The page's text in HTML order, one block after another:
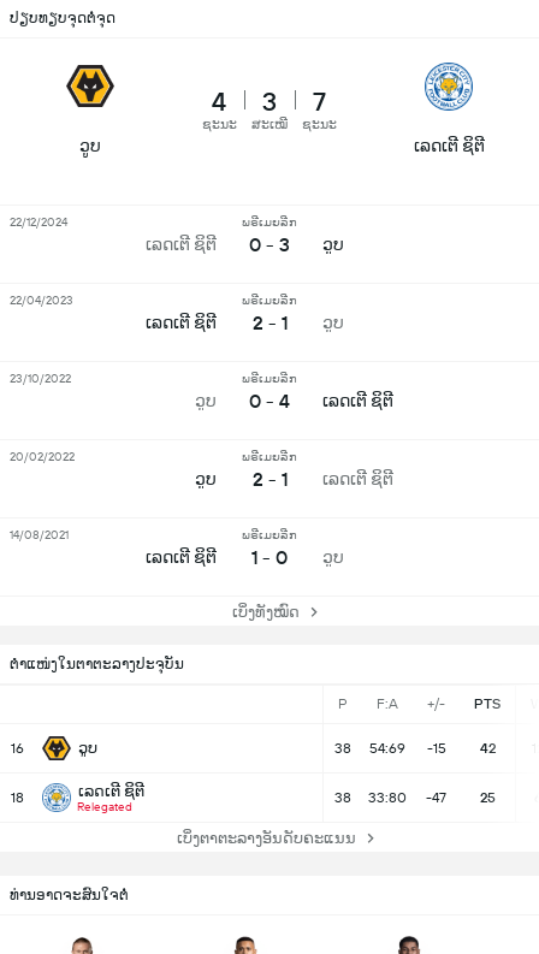
ຕຳແໜ່ງໃນຕາຕະລາງປະຈຸບັນ
P F:A +/- PTS
16 ວູບ 38 54:69 -15 42
18 ເລດເຕີ ຊິຕີ
Relegated
38 33:80 -47 25
ເບິ່ງຕາຕະລາງອັນດັບຄະແນນ
ປຽບທຽບຈຸດຕໍ່ຈຸດ
ວູບ
4
ຊະນະ
3
ສະເໝີ
7
ຊະນະ
ເລດເຕີ ຊິຕີ
ເລດເຕີ ຊິຕີ
ພຣີເມຍລີກ
0 - 3 ວູບ
22/12/2024
ເລດເຕີ ຊິຕີ
ພຣີເມຍລີກ
2 - 1 ວູບ
22/04/2023
ວູບ
ພຣີເມຍລີກ
0 - 4 ເລດເຕີ ຊິຕີ
23/10/2022
ວູບ
ພຣີເມຍລີກ
2 - 1 ເລດເຕີ ຊິຕີ
20/02/2022
ເລດເຕີ ຊິຕີ
ພຣີເມຍລີກ
1 - 0 ວູບ
14/08/2021
ເບິ່ງທັງໝົດ
ທ່ານອາດຈະສົນໃຈຕໍ່